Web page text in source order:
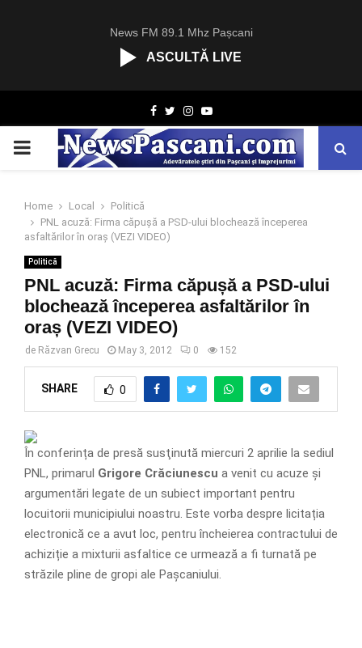
News FM 89.1 Mhz Pașcani
ASCULTĂ LIVE
Facebook
TwitterInstagram
Youtube
PRIMARY
Home Local
Politică
PNL acuză: Firma căpușă a PSD-ului blochează începerea
asfaltărilor în oraș (VEZI VIDEO)
Politică
PNL acuză: Firma căpușă a PSD-ului
blochează începerea asfaltărilor în
oraș (VEZI VIDEO)
de Răzvan Grecu May 3, 2012 0 152
SHARE 0
În conferința de presă susţinută miercuri 2 aprilie la sediul
PNL, primarul Grigore Crăciunescu a venit cu acuze și
argumentări legate de un subiect important pentru
locuitorii municipiului noastru. Este vorba despre licitația
electronică ce a avut loc, pentru încheierea contractului de
achiziție a mixturii asfaltice ce urmează a fi turnată pe
străzile pline de gropi ale Pașcaniului.